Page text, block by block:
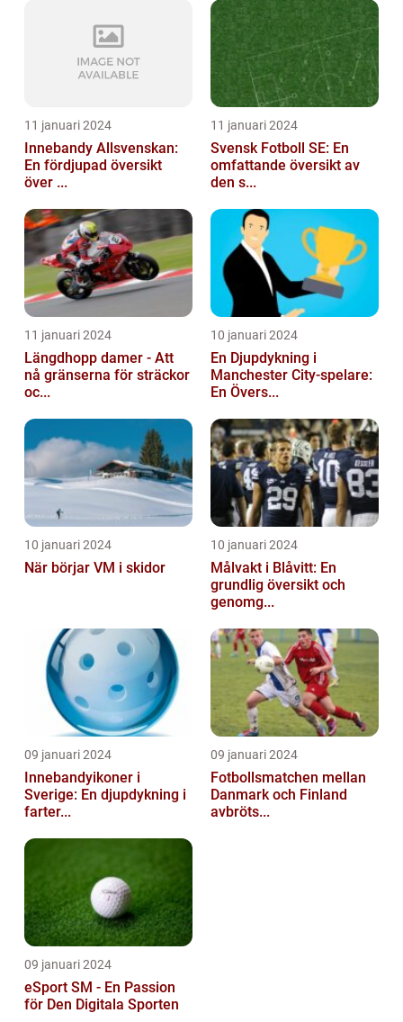
11 januari 2024
Innebandy Allsvenskan:
En fördjupad översikt
över ...
11 januari 2024
Svensk Fotboll SE: En
omfattande översikt av
den s...
11 januari 2024
Längdhopp damer - Att
nå gränserna för sträckor
oc...
10 januari 2024
En Djupdykning i
Manchester City-spelare:
En Övers...
10 januari 2024
När börjar VM i skidor
10 januari 2024
Målvakt i Blåvitt: En
grundlig översikt och
genomg...
09 januari 2024
Innebandyikoner i
Sverige: En djupdykning i
farter...
09 januari 2024
Fotbollsmatchen mellan
Danmark och Finland
avbröts...
09 januari 2024
eSport SM - En Passion
för Den Digitala Sporten